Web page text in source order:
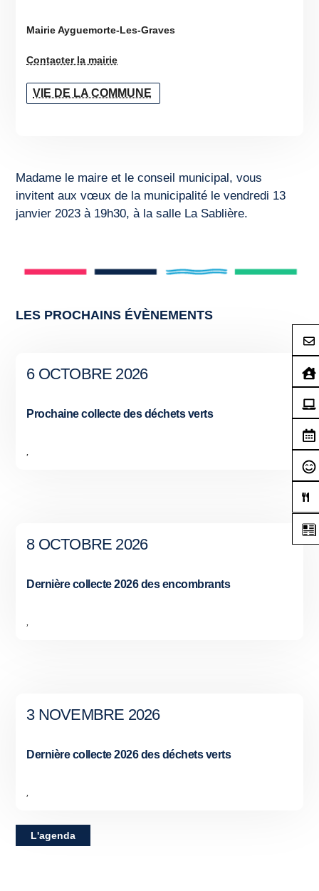
Mairie Ayguemorte-Les-Graves
Contacter la mairie
VIE DE LA COMMUNE
Madame le maire et le conseil municipal, vous
invitent aux vœux de la municipalité le vendredi 13
janvier 2023 à 19h30, à la salle La Sablière.
LES PROCHAINS ÉVÈNEMENTS
6 OCTOBRE 2026
Prochaine collecte des déchets verts
8 OCTOBRE 2026
Dernière collecte 2026 des encombrants
3 NOVEMBRE 2026
Dernière collecte 2026 des déchets verts
L'agenda